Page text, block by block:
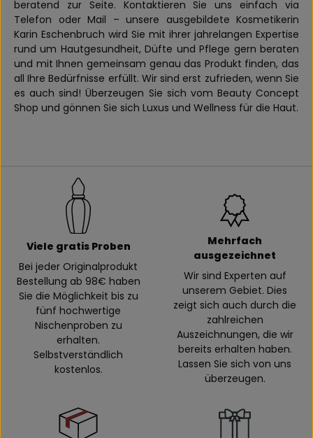
beratend zur Seite. Kontaktieren Sie uns einfach via
Telefon oder Mail – unsere ausgebildete Kosmetikerin
Karin Eschenbruch wird Sie mit ihrer jahrelangen Expertise
rund um Hautgesundheit, Düfte und Pflege gern beraten
und mit Ihnen gemeinsam genau das Produkt finden, das
all Ihre Bedürfnisse erfüllt. Wir sind erst zufrieden, wenn Sie
es auch sind! Überzeugen Sie sich vom Beauty Concept
Shop und gönnen Sie sich Luxus und Wellness für die Haut.
Viele gratis Proben
Bei jeder Originalprodukt
Bestellung ab 98€ haben
Sie die Möglichkeit bis zu
fünf hochwertige
Nischenproben zu
erhalten.
Selbstverständlich
kostenlos.
Mehrfach
ausgezeichnet
Wir sind Experten auf
unserem Gebiet. Dies
zeigt sich auch durch die
zahlreichen
Auszeichnungen, die wir
bereits erhalten haben.
Lassen Sie sich von uns
überzeugen.